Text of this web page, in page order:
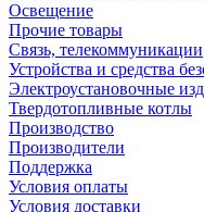
Освещение
Прочие товары
Связь, телекоммуникации
Устройства и средства
Электроустановочные
Твердотопливные котлы
Производство
Производители
Поддержка
Условия оплаты
Условия доставки